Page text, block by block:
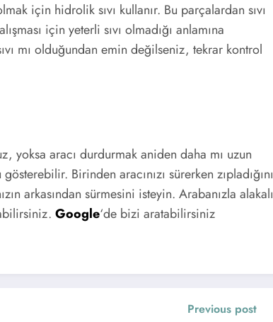
için hidrolik sıvı kullanır. Bu parçalardan sıvı
için yeterli sıvı olmadığı anlamına
mı olduğundan emin değilseniz, tekrar kontrol
yoksa aracı durdurmak aniden daha mı uzun
Birinden aracınızı sürerken zıpladığını
arkasından sürmesini isteyin. Arabanızla alakalı
Google‘de bizi aratabilirsiniz
Previous post